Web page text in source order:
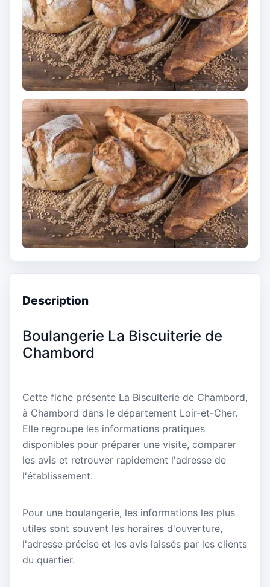
Description
Boulangerie La Biscuiterie de
Chambord
Cette fiche présente La Biscuiterie de Chambord,
à Chambord dans le département Loir-et-Cher.
Elle regroupe les informations pratiques
disponibles pour préparer une visite, comparer
les avis et retrouver rapidement l'adresse de
l'établissement.
Pour une boulangerie, les informations les plus
utiles sont souvent les horaires d'ouverture,
l'adresse précise et les avis laissés par les clients
du quartier.